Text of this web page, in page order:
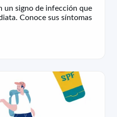
un signo de infección que
Conoce sus síntomas